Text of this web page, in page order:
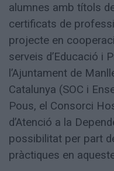
alumnes amb títols
certificats de
projecte en
serveis d’Educació i
l’Ajuntament de
Catalunya (SOC i
Pous, el Consorci
d’Atenció a la
possibilitat per part
pràctiques en